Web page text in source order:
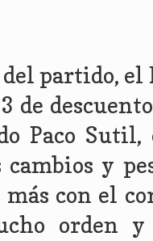
partido, el
de
Paco Sutil,
cambios y
con el
orden y